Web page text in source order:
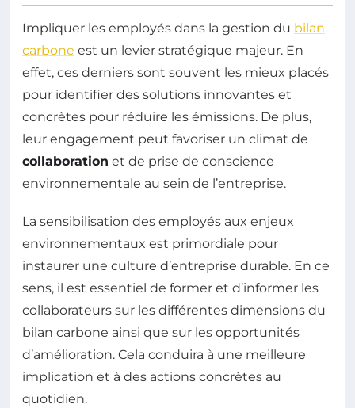
Impliquer les employés dans la gestion du bilan
carbone est un levier stratégique majeur. En
effet, ces derniers sont souvent les mieux placés
pour identifier des solutions innovantes et
concrètes pour réduire les émissions. De plus,
leur engagement peut favoriser un climat de
collaboration et de prise de conscience
environnementale au sein de l’entreprise.
La sensibilisation des employés aux enjeux
environnementaux est primordiale pour
instaurer une culture d’entreprise durable. En ce
sens, il est essentiel de former et d’informer les
collaborateurs sur les différentes dimensions du
bilan carbone ainsi que sur les opportunités
d’amélioration. Cela conduira à une meilleure
implication et à des actions concrètes au
quotidien.